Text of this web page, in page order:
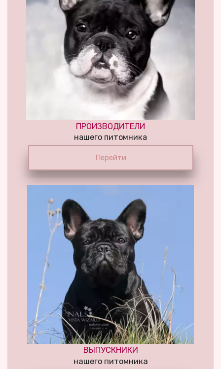
ПРОИЗВОДИТЕЛИ
нашего питомника
Перейти
ВЫПУСКНИКИ
нашего питомника